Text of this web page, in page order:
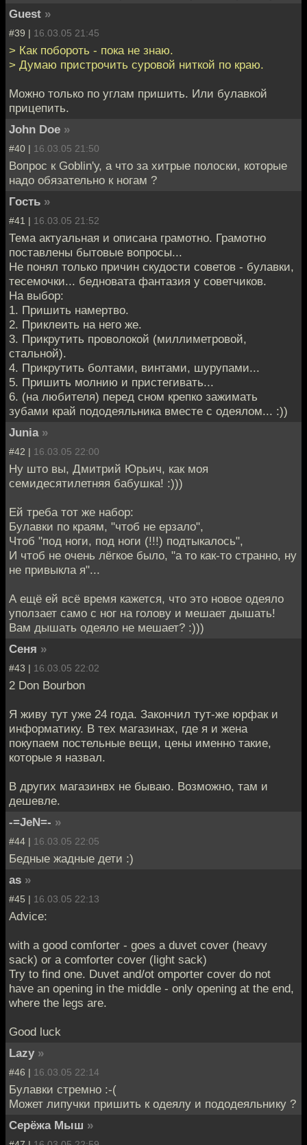
Guest »
#39 | 16.03.05 21:45
> Как побороть - пока не знаю.
> Думаю пристрочить суровой ниткой по краю.
Можно только по углам пришить. Или булавкой
прицепить.
John Doe »
#40 | 16.03.05 21:50
Вопрос к Goblin'у, а что за хитрые полоски, которые
надо обязательно к ногам ?
Гость »
#41 | 16.03.05 21:52
Тема актуальная и описана грамотно. Грамотно
поставлены бытовые вопросы...
Не понял только причин скудости советов - булавки,
тесемочки... бедновата фантазия у советчиков.
На выбор:
1. Пришить намертво.
2. Приклеить на него же.
3. Прикрутить проволокой (миллиметровой,
стальной).
4. Прикрутить болтами, винтами, шурупами...
5. Пришить молнию и пристегивать...
6. (на любителя) перед сном крепко зажимать
зубами край пододеяльника вместе с одеялом... :))
Junia »
#42 | 16.03.05 22:00
Ну што вы, Дмитрий Юрьич, как моя
семидесятилетняя бабушка! :)))
Ей треба тот же набор:
Булавки по краям, "чтоб не ерзало",
Чтоб "под ноги, под ноги (!!!) подтыкалось",
И чтоб не очень лёгкое было, "а то как-то странно, ну
не привыкла я"...
А ещё ей всё время кажется, что это новое одеяло
уползает само с ног на голову и мешает дышать!
Вам дышать одеяло не мешает? :)))
Сеня »
#43 | 16.03.05 22:02
2 Don Bourbon
Я живу тут уже 24 года. Закончил тут-же юрфак и
информатику. В тех магазинах, где я и жена
покупаем постельные вещи, цены именно такие,
которые я назвал.
В других магазинвх не бываю. Возможно, там и
дешевле.
-=JeN=- »
#44 | 16.03.05 22:05
Бедные жадные дети :)
as »
#45 | 16.03.05 22:13
Advice:
with a good comforter - goes a duvet cover (heavy
sack) or a comforter cover (light sack)
Try to find one. Duvet and/ot omporter cover do not
have an opening in the middle - only opening at the end,
where the legs are.
Good luck
Lazy »
#46 | 16.03.05 22:14
Булавки стремно :-(
Может липучки пришить к одеялу и пододеяльнику ?
Серёжа Мыш »